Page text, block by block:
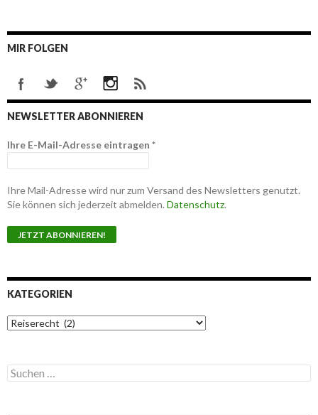
MIR FOLGEN
NEWSLETTER ABONNIEREN
Ihre E-Mail-Adresse eintragen *
Ihre Mail-Adresse wird nur zum Versand des Newsletters genutzt.
Sie können sich jederzeit abmelden. Datenschutz.
KATEGORIEN
K
a
g
o
S
u